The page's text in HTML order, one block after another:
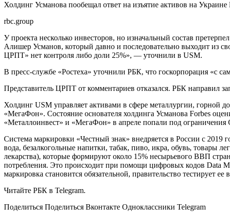
Холдинг Усманова пообещал ответ на изъятие активов на Украине
rbc.group
У проекта несколько инвесторов, но изначальный состав
Алишер Усманов, который давно и последовательно выходит из
ЦРПТ» нет контроля либо доли 25%», — уточнили в USM.
В пресс-службе «Ростеха» уточнили РБК, что госкорпорация «с
Представитель ЦРПТ от комментариев отказался. РБК направил
Холдинг USM управляет активами в сфере металлургии, горной
«МегаФон». Состояние основателя холдинга Усманова Forbes
«Металлоинвест» и «МегаФон» в апреле попали под
Система маркировки «Честный знак» внедряется в России с 2019
вода, безалкогольные напитки, табак, пиво, икра, обувь,
лекарства), которые формируют около 15% несырьевого ВВП
потребления. Это происходит при помощи цифровых кодов Data
маркировка становится обязательной, правительство тестирует
Читайте РБК в Telegram.
Поделиться Поделиться Вконтакте Одноклассники Telegram